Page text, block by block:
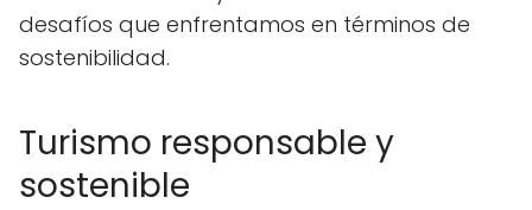
desafíos que enfrentamos en términos de
sostenibilidad.
Turismo responsable y
sostenible